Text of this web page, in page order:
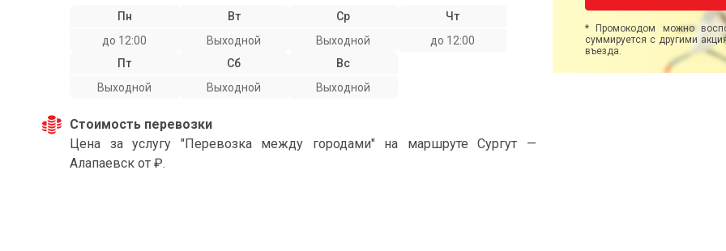
Пн
до 12:00
Вт
Выходной
Ср
Выходной
Чт
до 12:00
Пт
Выходной
Сб
Выходной
Вс
Выходной
Стоимость перевозки
Цена за услугу "Перевозка между городами" на маршруте Сургут —
Алапаевск от ₽.
* Промокодом можно
суммируется с другими
въезда.